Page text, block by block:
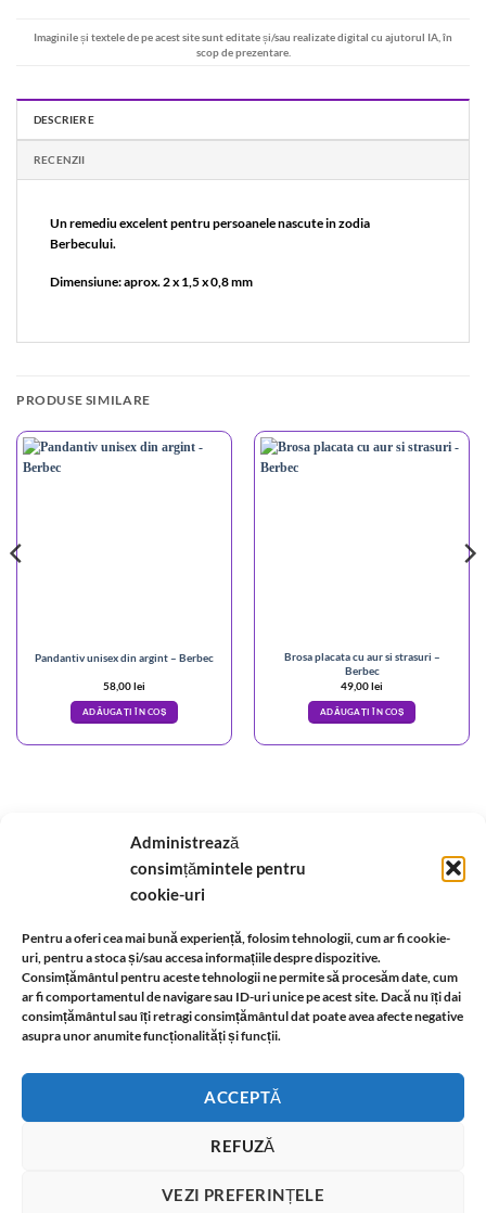
Administrează
consimțămintele pentru
cookie-uri
Pentru a oferi cea mai bună experiență, folosim tehnologii, cum ar fi cookie-
uri, pentru a stoca și/sau accesa informațiile despre dispozitive.
Consimțământul pentru aceste tehnologii ne permite să procesăm date, cum
ar fi comportamentul de navigare sau ID-uri unice pe acest site. Dacă nu îți dai
consimțământul sau îți retragi consimțământul dat poate avea afecte negative
asupra unor anumite funcționalități și funcții.
ACCEPTĂ
REFUZĂ
VEZI PREFERINȚELE
Imaginile și textele de pe acest site sunt editate și/sau realizate digital cu ajutorul IA, în
scop de prezentare.
DESCRIERE
RECENZII
Un remediu excelent pentru persoanele nascute in zodia
Berbecului.
Dimensiune: aprox. 2 x 1,5 x 0,8 mm
PRODUSE SIMILARE
Pandantiv unisex din argint – Berbec
58,00lei
ADĂUGAȚI ÎN COȘ
Brosa placata cu aur si strasuri –
Berbec
49,00lei
ADĂUGAȚI ÎN COȘ
reteaua astromagie- Termeni de utilizare
Politica de confidentialitate
-Despre cookie-uri-Reclamații și retur
Livrare si plata-Politica de rezolvare a reclamatiilor-Reciclare
Identificare firma Retragere din contract
Informatii legale: